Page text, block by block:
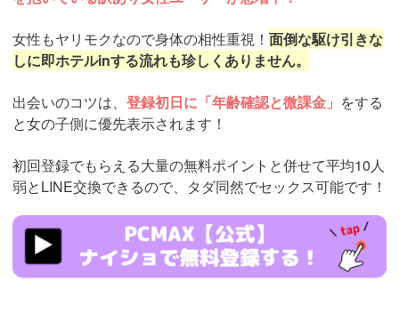
女性もヤリモクなので身体の相性重視！ 面倒な駆け引きな
しに即ホテルinする流れも珍しくありません。
出会いのコツは、 登録初日に「年齢確認と微課金」 をする
と女の子側に優先表示されます！
初回登録でもらえる大量の無料ポイントと併せて平均10人
弱とLINE交換できるので、タダ同然でセックス可能です！
https://pcmax.jp/lp/?
ad_id=rm307152